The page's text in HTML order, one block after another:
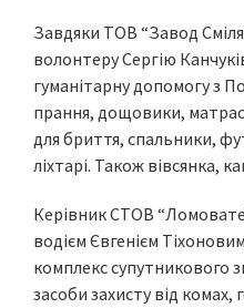
Завдяки ТОВ “Завод
волонтеру Сергію
гуманітарну допомогу з
прання, дощовики,
для бриття, спальники,
ліхтарі. Також вівсянка,
Керівник СТОВ
водієм Євгенієм
комплекс супутникового
засоби захисту від комах,